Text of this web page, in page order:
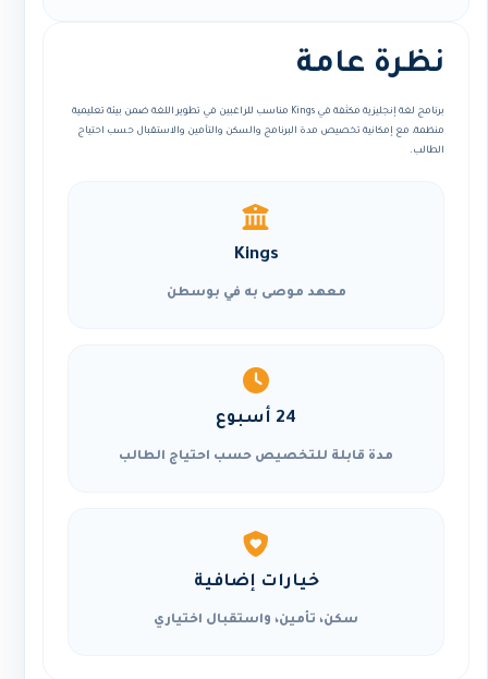
نظرة عامة
برنامج لغة إنجليزية مكثفة في Kings مناسب للراغبين في تطوير اللغة ضمن بيئة تعليمية
منظمة، مع إمكانية تخصيص مدة البرنامج والسكن والتأمين والاستقبال حسب احتياج
الطالب.
Kings
معهد موصى به في بوسطن
24 أسبوع
مدة قابلة للتخصيص حسب احتياج الطالب
خيارات إضافية
سكن، تأمين، واستقبال اختياري